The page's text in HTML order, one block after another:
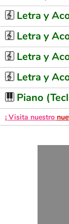
Letra y
Letra y
Letra y
Letra y
Piano
¡ Visita nuestro